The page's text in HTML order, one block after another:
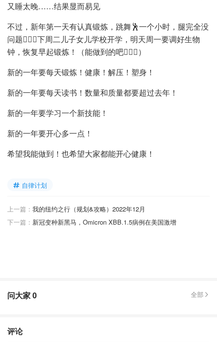
又睡太晚……结果显而易见
不过，新年第一天有认真锻炼，跳舞🕺一个小时，腿完全没
问题👌🏻😁下周二儿子女儿学校开学，明天周一要调好生物
钟，恢复早起锻炼！（能做到的吧🤦🏻‍♂️）
新的一年要每天锻炼！健康！解压！塑身！
新的一年要每天读书！数量和质量都要超过去年！
新的一年要学习一个新技能！
新的一年要开心多一点！
希望我能做到！也希望大家都能开心健康！
自律计划
上一篇： 我的纽约之行（规划&攻略）2022年12月
下一篇： 新冠变种新黑马，Omicron XBB.1.5病例在美国激增
问大家0 全部
评论